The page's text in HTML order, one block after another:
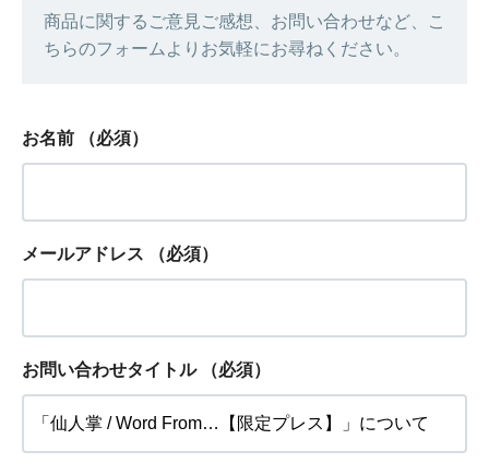
商品に関するご意見ご感想、お問い合わせなど、こ
ちらのフォームよりお気軽にお尋ねください。
お名前 （必須）
メールアドレス （必須）
お問い合わせタイトル （必須）